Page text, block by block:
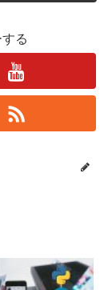
る